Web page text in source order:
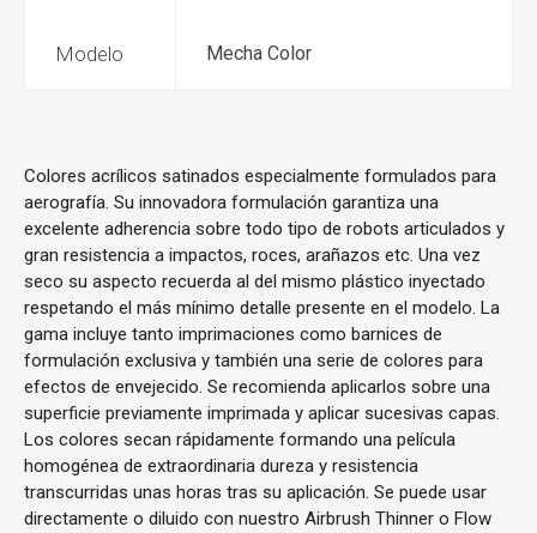
Modelo Mecha Color
Colores acrílicos satinados especialmente formulados para
aerografía. Su innovadora formulación garantiza una
excelente adherencia sobre todo tipo de robots articulados y
gran resistencia a impactos, roces, arañazos etc. Una vez
seco su aspecto recuerda al del mismo plástico inyectado
respetando el más mínimo detalle presente en el modelo. La
gama incluye tanto imprimaciones como barnices de
formulación exclusiva y también una serie de colores para
efectos de envejecido. Se recomienda aplicarlos sobre una
superficie previamente imprimada y aplicar sucesivas capas.
Los colores secan rápidamente formando una película
homogénea de extraordinaria dureza y resistencia
transcurridas unas horas tras su aplicación. Se puede usar
directamente o diluido con nuestro Airbrush Thinner o Flow